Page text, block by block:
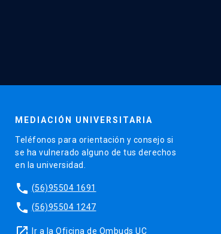
MEDIACIÓN UNIVERSITARIA
Teléfonos para orientación y consejo si
se ha vulnerado alguno de tus derechos
en la universidad.
phone (56)95504 1691
phone (56)95504 1247
Ir a la Oficina de Ombuds UC